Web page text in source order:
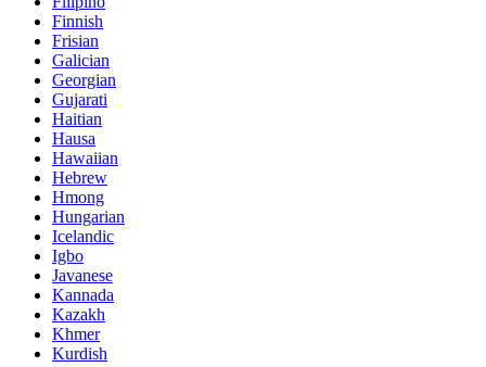
Finnish
Frisian
Galician
Georgian
Gujarati
Haitian
Hausa
Hawaiian
Hebrew
Hmong
Hungarian
Icelandic
Igbo
Javanese
Kannada
Kazakh
Khmer
Kurdish